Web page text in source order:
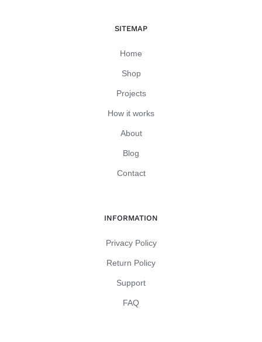
SITEMAP
Home
Shop
Projects
How it works
About
Blog
Contact
INFORMATION
Privacy Policy
Return Policy
Support
FAQ